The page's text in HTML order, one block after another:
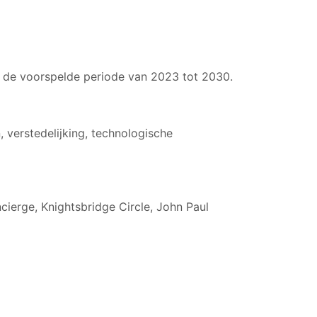
de voorspelde periode van 2023 tot 2030.
verstedelijking, technologische
Knightsbridge Circle, John Paul